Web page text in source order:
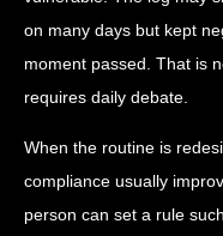
on many days but kept
moment passed. That is
requires daily debate.
When the routine is
compliance usually
person can set a rule